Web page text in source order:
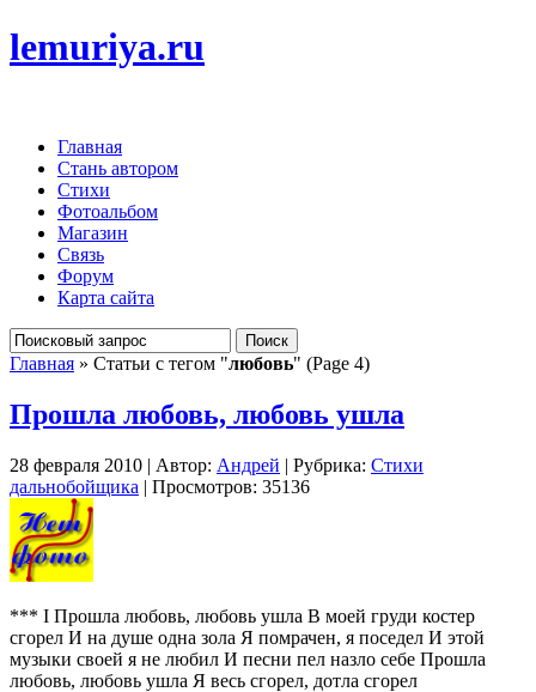
lemuriya.ru
Главная
Стань автором
Стихи
Фотоальбом
Магазин
Связь
Форум
Карта сайта
Главная » Статьи с тегом "любовь" (Page 4)
Прошла любовь, любовь ушла
28 февраля 2010 | Автор: Андрей | Рубрика: Стихи
дальнобойщика | Просмотров: 35136
*** I Прошла любовь, любовь ушла В моей груди костер
сгорел И на душе одна зола Я помрачен, я поседел И этой
музыки своей я не любил И песни пел назло себе Прошла
любовь, любовь ушла Я весь сгорел, дотла сгорел